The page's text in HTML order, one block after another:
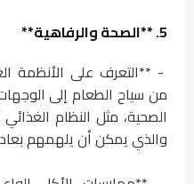
5. **الصحة والرفاهية**
- **التعرف على الأنظمة
من سياح الطعام إلى
الصحية، مثل النظام
والذي يمكن أن يلهمهم